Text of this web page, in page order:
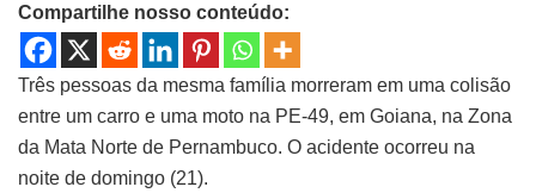
Compartilhe nosso conteúdo:
Três pessoas da mesma família morreram em uma colisão
entre um carro e uma moto na PE-49, em Goiana, na Zona
da Mata Norte de Pernambuco. O acidente ocorreu na
noite de domingo (21).